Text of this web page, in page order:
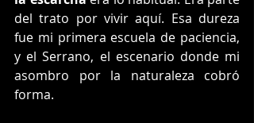
del trato por vivir aquí. Esa dureza
fue mi primera escuela de paciencia,
y el Serrano, el escenario donde mi
asombro por la naturaleza cobró
forma.